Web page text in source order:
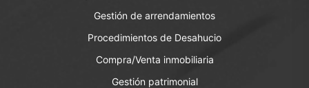
Gestión de arrendamientos
Procedimientos de Desahucio
Compra/Venta inmobiliaria
Gestión patrimonial